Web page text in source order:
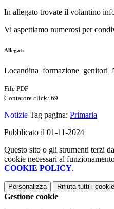
In allegato trovate il volantino
Vi aspettiamo numerosi per
Allegati
File PDF
Contatore click: 69
Notizie Tag pagina: Primaria
Pubblicato il 01-11-2024
Questo sito o gli strumenti terzi
cookie necessari al
COOKIE POLICY.
Personalizza Rifiuta tutti i
Gestione cookie